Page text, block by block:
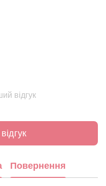
відгук
Повернення